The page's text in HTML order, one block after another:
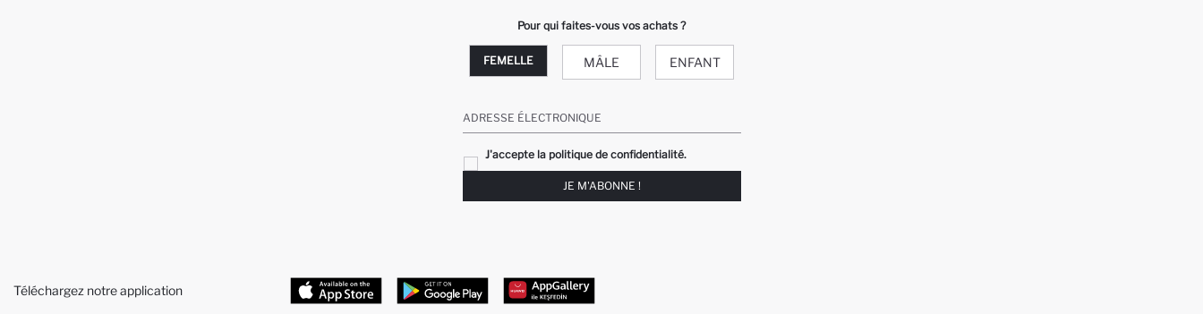
Pour qui faites-vous vos achats ?
FEMELLE MÂLE ENFANT
ADRESSE ÉLECTRONIQUE
J'accepte la politique de confidentialité.
JE M'ABONNE !
Téléchargez notre application